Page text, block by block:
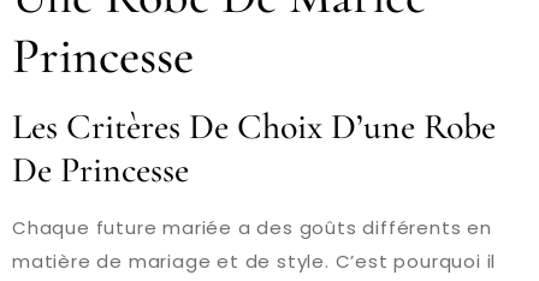
Princesse
Les Critères De Choix D’une Robe
De Princesse
Chaque future mariée a des goûts différents en
matière de mariage et de style. C’est pourquoi il